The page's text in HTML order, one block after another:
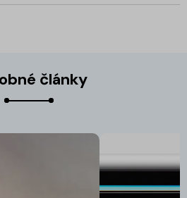
články